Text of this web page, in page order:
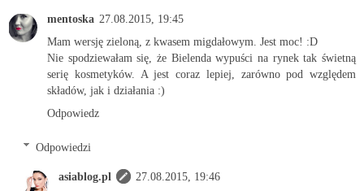
mentoska 27.08.2015, 19:45
Mam wersję zieloną, z kwasem migdałowym. Jest moc! :D
Nie spodziewałam się, że Bielenda wypuści na rynek tak świetną
serię kosmetyków. A jest coraz lepiej, zarówno pod względem
składów, jak i działania :)
Odpowiedz
Odpowiedzi
asiablog.pl
27.08.2015, 19:46